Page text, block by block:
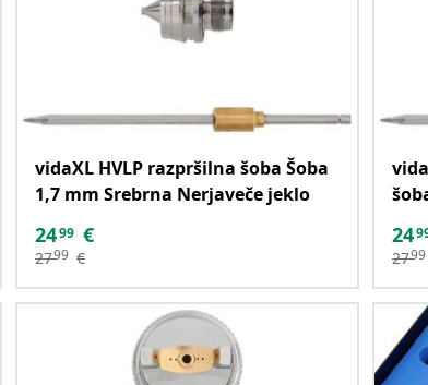
vidaXL HVLP razpršilna šoba Šoba
1,7 mm Srebrna Nerjaveče jeklo
2499 €
2799 €
24
2799